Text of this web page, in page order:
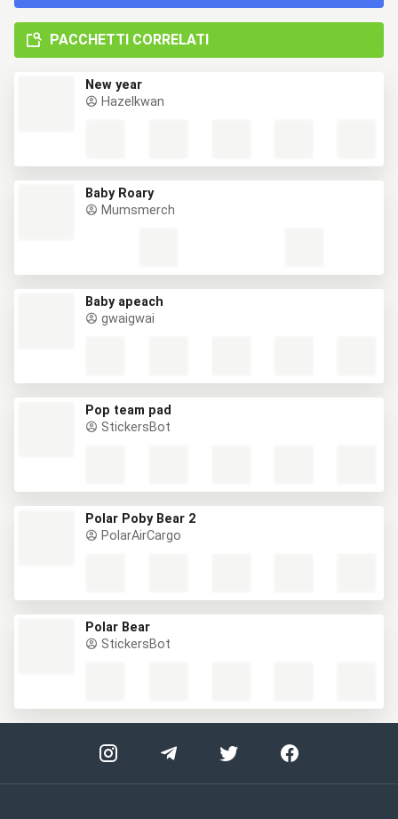
PACCHETTI CORRELATI
New year
Hazelkwan
Baby Roary
Mumsmerch
Baby apeach
gwaigwai
Pop team pad
StickersBot
Polar Poby Bear 2
PolarAirCargo
Polar Bear
StickersBot